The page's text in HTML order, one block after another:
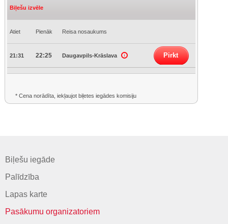
Biļešu izvēle
Atiet Pienāk Reisa nosaukums
21:31 22:25 Daugavpils-Krāslava Pirkt
* Cena norādīta, iekļaujot biļetes iegādes komisiju
Biļešu iegāde
Palīdzība
Lapas karte
Pasākumu organizatoriem